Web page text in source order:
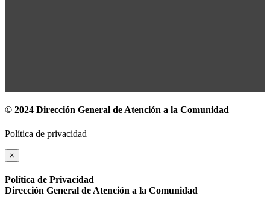
© 2024 Dirección General de Atención a la Comunidad
Política de privacidad
×
Política de Privacidad
Dirección General de Atención a la Comunidad